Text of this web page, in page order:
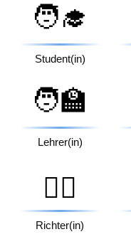
🧑‍🎓
Student(in)
🧑‍🏫
Lehrer(in)
🧑‍⚖️
Richter(in)